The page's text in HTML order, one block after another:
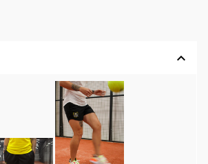
keyboard_arrow_up